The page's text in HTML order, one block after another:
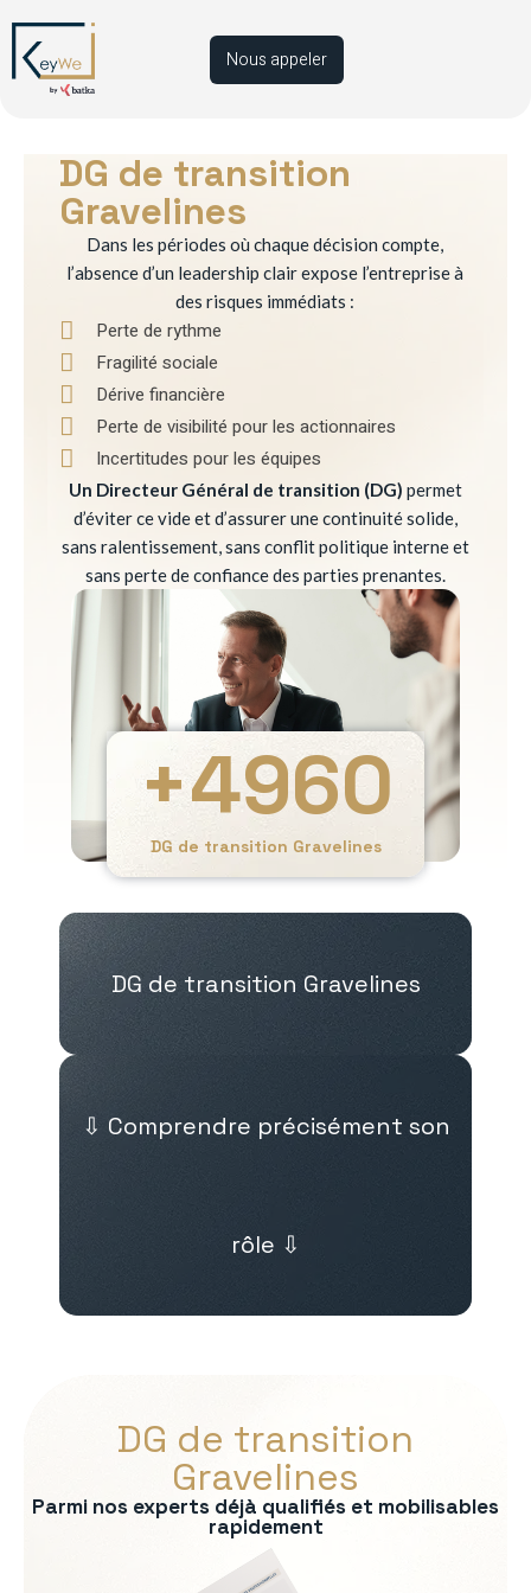
Nous appeler
DG de transition
Gravelines
Dans les périodes où chaque décision compte,
l’absence d’un leadership clair expose l’entreprise à
des risques immédiats :
Perte de rythme
Fragilité sociale
Dérive financière
Perte de visibilité pour les actionnaires
Incertitudes pour les équipes
Un Directeur Général de transition (DG) permet
d’éviter ce vide et d’assurer une continuité solide,
sans ralentissement, sans conflit politique interne et
sans perte de confiance des parties prenantes.
DG de transition Gravelines
+4960
DG de transition Gravelines
⇩ Comprendre précisément son
rôle ⇩
DG de transition
Gravelines
Parmi nos experts déjà qualifiés et mobilisables
rapidement